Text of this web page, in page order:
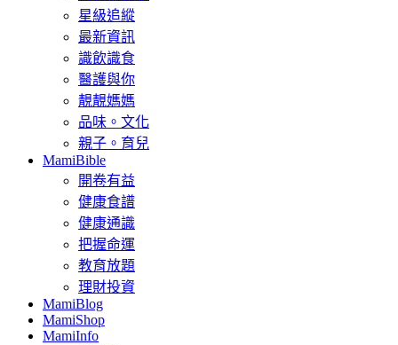
星級追縱
最新資訊
識飲識食
醫護與你
靚靚媽媽
品味。文化
親子。育兒
MamiBible
開卷有益
健康食譜
健康通識
把握命運
教育放題
理財投資
MamiBlog
MamiShop
MamiInfo